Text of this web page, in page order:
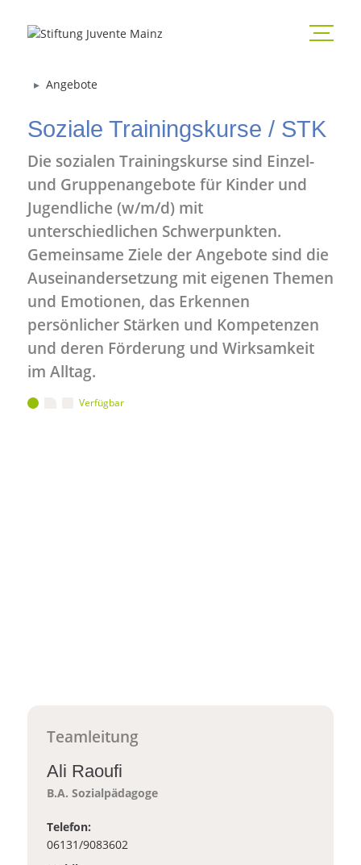
Angebote
Soziale Trainingskurse / STK
Die sozialen Trainingskurse sind Einzel-
und Gruppenangebote für Kinder und
Jugendliche (w/m/d) mit
unterschiedlichen Schwerpunkten.
Gemeinsame Ziele der Angebote sind die
Auseinandersetzung mit eigenen Themen
und Emotionen, das Erkennen
persönlicher Stärken und Kompetenzen
und deren Förderung und Wirksamkeit
im Alltag.
Verfügbar
Teamleitung
Ali Raoufi
B.A. Sozialpädagoge
Telefon:
06131/9083602